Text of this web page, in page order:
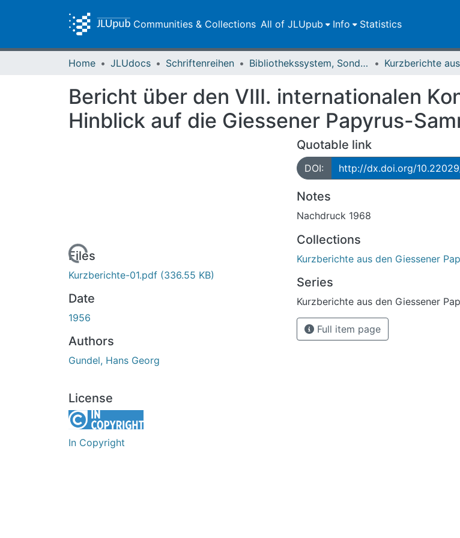
Communities & Collections All of JLUpub Info Statistics
Home JLUdocs Schriftenreihen Bibliothekssystem, Sondersammlungen
Bericht über den VIII. internationalen
Hinblick auf die Giessener Papyrus-
Loading...
Files
Kurzberichte-01.pdf (336.55 KB)
Date
1956
Authors
Gundel, Hans Georg
License
In Copyright
Quotable link
DOI: http://dx.doi.org/
Notes
Nachdruck 1968
Collections
Kurzberichte aus den Giessener
Series
Kurzberichte aus den Giessener
Full item page